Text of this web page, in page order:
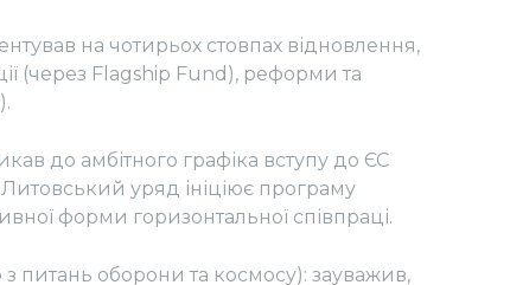
на чотирьох стовпах відновлення,
(через Flagship Fund), реформи та
до амбітного графіка вступу до ЄС
уряд ініціює програму
форми горизонтальної співпраці.
питань оборони та космосу): зауважив,